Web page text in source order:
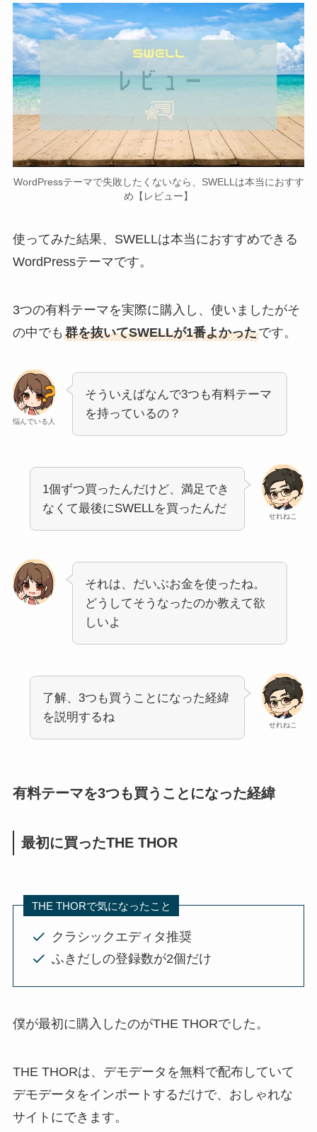
WordPressテーマで失敗したくないなら、SWELLは本当におすす
め【レビュー】
使ってみた結果、SWELLは本当におすすめできる
WordPressテーマです。
3つの有料テーマを実際に購入し、使いましたがそ
の中でも 群を抜いてSWELLが1番よかったです。
悩んでいる人
そういえばなんで3つも有料テーマ
を持っているの？
せれねこ
1個ずつ買ったんだけど、満足でき
なくて最後にSWELLを買ったんだ
それは、だいぶお金を使ったね。
どうしてそうなったのか教えて欲
しいよ
せれねこ
了解、3つも買うことになった経緯
を説明するね
有料テーマを3つも買うことになった経緯
最初に買ったTHE THOR
THE THORで気になったこと
クラシックエディタ推奨
ふきだしの登録数が2個だけ
僕が最初に購入したのがTHE THORでした。
THE THORは、デモデータを無料で配布していて
デモデータをインポートするだけで、おしゃれな
サイトにできます。